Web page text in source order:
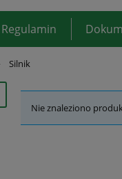
Regulamin
Silnik
Nie znaleziono